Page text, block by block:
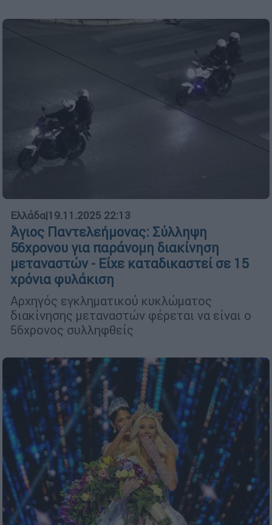
Ελλάδα|19.11.2025 22:13
Άγιος Παντελεήμονας: Σύλληψη
56χρονου για παράνομη διακίνηση
μεταναστών - Είχε καταδικαστεί σε 15
χρόνια φυλάκιση
Αρχηγός εγκληματικού κυκλώματος
διακίνησης μεταναστών φέρεται να είναι ο
56χρονος συλληφθείς